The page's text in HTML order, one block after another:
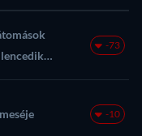
-73
-10